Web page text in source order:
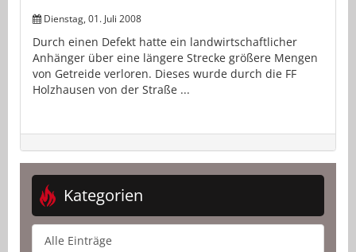
Dienstag, 01. Juli 2008
Durch einen Defekt hatte ein landwirtschaftlicher
Anhänger über eine längere Strecke größere Mengen
von Getreide verloren. Dieses wurde durch die FF
Holzhausen von der Straße ...
Kategorien
Alle Einträge